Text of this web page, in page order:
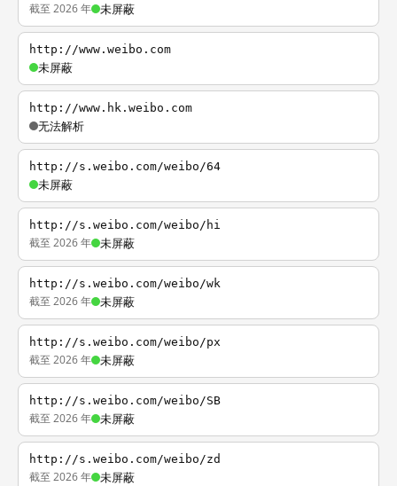
截至 2026 年 未屏蔽
http://www.weibo.com
未屏蔽
http://www.hk.weibo.com
无法解析
http://s.weibo.com/weibo/64
未屏蔽
http://s.weibo.com/weibo/hi
截至 2026 年 未屏蔽
http://s.weibo.com/weibo/wk
截至 2026 年 未屏蔽
http://s.weibo.com/weibo/px
截至 2026 年 未屏蔽
http://s.weibo.com/weibo/SB
截至 2026 年 未屏蔽
http://s.weibo.com/weibo/zd
截至 2026 年 未屏蔽